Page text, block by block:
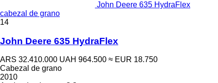
John Deere 635 HydraFlex
cabezal de grano
14
John Deere 635 HydraFlex
ARS 32.410.000 UAH 964.500 ≈ EUR 18.750
Cabezal de grano
2010